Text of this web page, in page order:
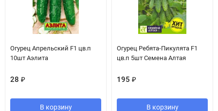
Огурец Апрельский F1 цв.п
10шт Аэлита
28 ₽
В корзину
Огурец Ребята-Пикулята F1
цв.п 5шт Семена Алтая
195 ₽
В корзину